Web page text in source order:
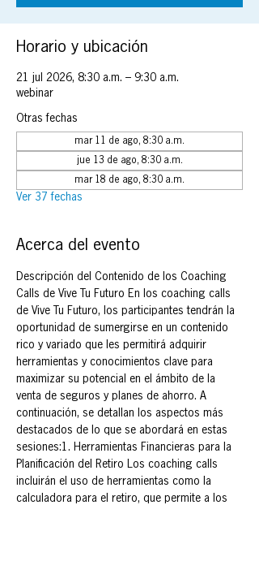
Horario y ubicación
21 jul 2026, 8:30 a.m. – 9:30 a.m.
webinar
Otras fechas
mar 11 de ago, 8:30 a.m.
jue 13 de ago, 8:30 a.m.
mar 18 de ago, 8:30 a.m.
Ver 37 fechas
Acerca del evento
Descripción del Contenido de los Coaching
Calls de Vive Tu Futuro En los coaching calls
de Vive Tu Futuro, los participantes tendrán la
oportunidad de sumergirse en un contenido
rico y variado que les permitirá adquirir
herramientas y conocimientos clave para
maximizar su potencial en el ámbito de la
venta de seguros y planes de ahorro. A
continuación, se detallan los aspectos más
destacados de lo que se abordará en estas
sesiones:1. Herramientas Financieras para la
Planificación del Retiro Los coaching calls
incluirán el uso de herramientas como la
calculadora para el retiro, que permite a los